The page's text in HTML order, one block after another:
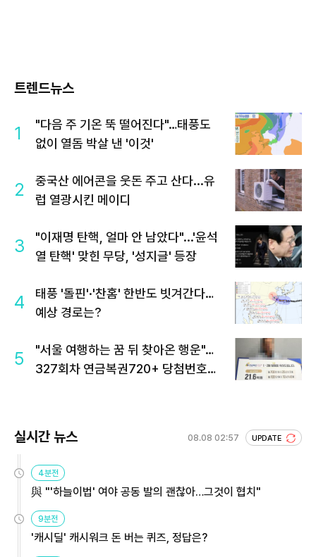
트렌드뉴스
1
"다음 주 기온 뚝 떨어진다"…태풍도
없이 열돔 박살 낸 '이것'
2
중국산 에어콘을 웃돈 주고 산다...유
럽 열광시킨 메이디
3
"이재명 탄핵, 얼마 안 남았다"...'윤석
열 탄핵' 맞힌 무당, '성지글' 등장
4
태풍 '돌핀'·'찬홈' 한반도 빗겨간다…
예상 경로는?
5
"서울 여행하는 꿈 뒤 찾아온 행운"…
327회차 연금복권720+ 당첨번호조
실시간 뉴스 08.08 02:57 UPDATE
4분전
與 "'하늘이법' 여야 공동 발의 괜찮아…그것이 협치"
9분전
'캐시딜' 캐시워크 돈 버는 퀴즈, 정답은?